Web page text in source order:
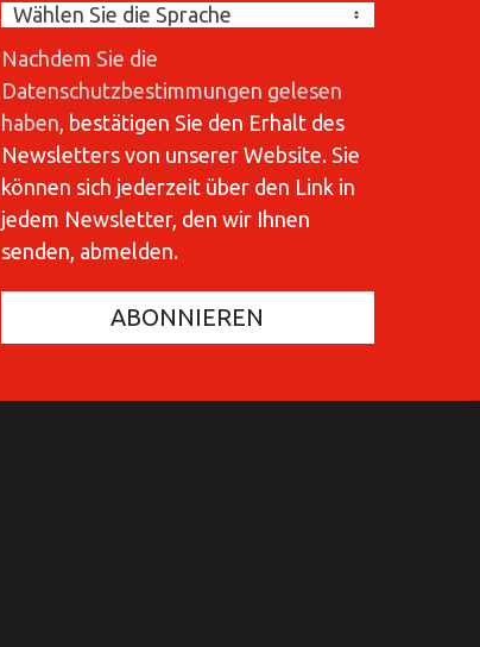
Nachdem Sie die
Datenschutzbestimmungen gelesen
haben, bestätigen Sie den Erhalt des
Newsletters von unserer Website. Sie
können sich jederzeit über den Link in
jedem Newsletter, den wir Ihnen
senden, abmelden.